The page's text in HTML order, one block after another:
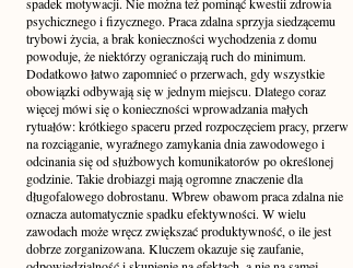
psychicznego i fizycznego. Praca zdalna sprzyja siedzącemu
trybowi życia, a brak konieczności wychodzenia z domu
powoduje, że niektórzy ograniczają ruch do minimum.
Dodatkowo łatwo zapomnieć o przerwach, gdy wszystkie
obowiązki odbywają się w jednym miejscu. Dlatego coraz
więcej mówi się o konieczności wprowadzania małych
rytuałów: krótkiego spaceru przed rozpoczęciem pracy, przerw
na rozciąganie, wyraźnego zamykania dnia zawodowego i
odcinania się od służbowych komunikatorów po określonej
godzinie. Takie drobiazgi mają ogromne znaczenie dla
długofalowego dobrostanu. Wbrew obawom praca zdalna nie
oznacza automatycznie spadku efektywności. W wielu
zawodach może wręcz zwiększać produktywność, o ile jest
dobrze zorganizowana. Kluczem okazuje się zaufanie,